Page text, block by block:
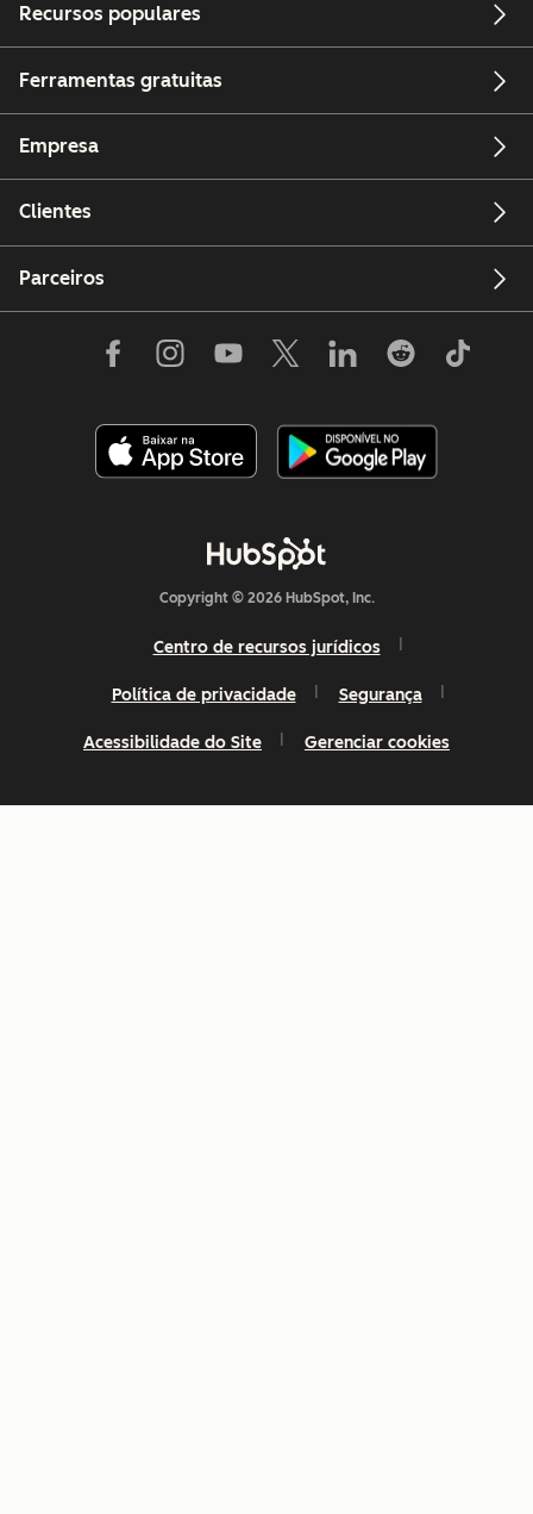
Recursos populares
Ferramentas gratuitas
Empresa
Clientes
Parceiros
Copyright © 2026 HubSpot, Inc.
Centro de recursos jurídicos
Política de privacidade Segurança
Acessibilidade do Site Gerenciar cookies